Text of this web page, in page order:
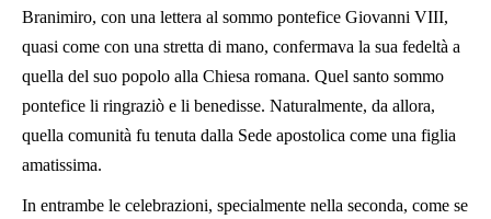
Branimiro, con una lettera al sommo pontefice Giovanni VIII,
quasi come con una stretta di mano, confermava la sua fedeltà a
quella del suo popolo alla Chiesa romana. Quel santo sommo
pontefice li ringraziò e li benedisse. Naturalmente, da allora,
quella comunità fu tenuta dalla Sede apostolica come una figlia
amatissima.
In entrambe le celebrazioni, specialmente nella seconda, come se